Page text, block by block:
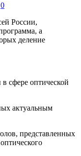
0
России,
а
деление
сфере оптической
актуальным
представленных